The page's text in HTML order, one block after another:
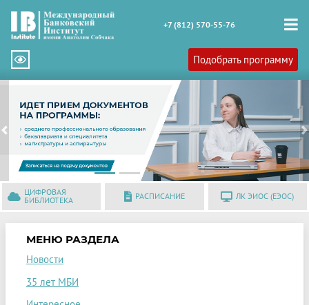
+7 (812) 570-55-76
Подобрать программу
Previous
ЦИФРОВАЯ
БИБЛИОТЕКА
РАСПИСАНИЕ ЛК ЭИОС (ЕЭОС)
МЕНЮ РАЗДЕЛА
Новости
35 лет МБИ